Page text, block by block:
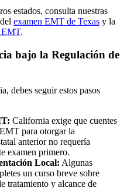
estados, consulta nuestras
examen EMT de Texas y la
.
bajo la Regulación de
debes seguir estos pasos
California exige que cuentes
para otorgar la
anterior no requería
examen primero.
Local: Algunas
un curso breve sobre
tratamiento y alcance de